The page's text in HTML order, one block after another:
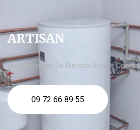
ARTISAN
chaudière gaz De Dietrich Sury le Comtal
09 72 66 89 55